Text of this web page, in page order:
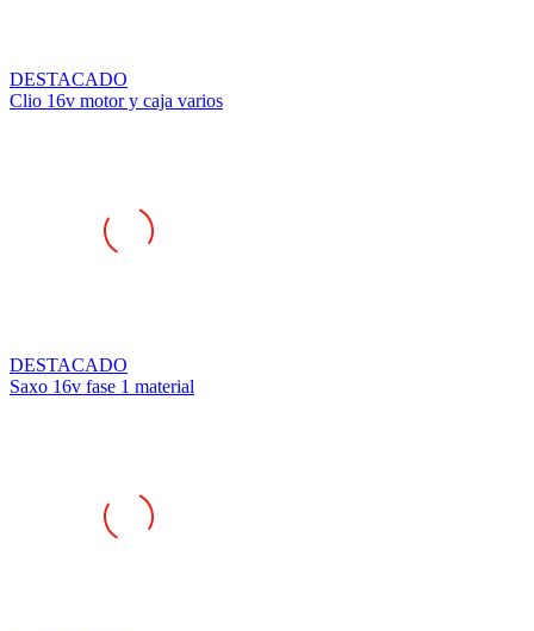
DESTACADO
Clio 16v motor y caja varios
DESTACADO
Saxo 16v fase 1 material